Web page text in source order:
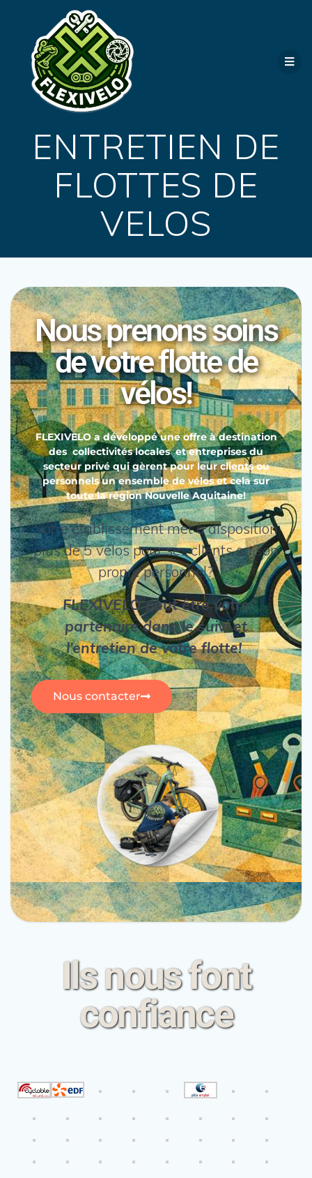
ENTRETIEN DE
FLOTTES DE
VELOS
Nous prenons soins
de votre flotte de
vélos!
FLEXIVELO a développé une offre à destination
des collectivités locales et entreprises du
secteur privé qui gèrent pour leur clients ou
personnels un ensemble de vélos et cela sur
toute la région Nouvelle Aquitaine!
Votre établissement met à disposition
plus de 5 vélos pour ses clients ou son
propre personnel?
FLEXIVELO peut être votre
partenaire dans le suivi et
l’entretien de votre flotte!
Nous contacter
Ils nous font
confiance